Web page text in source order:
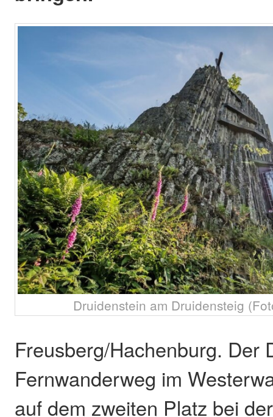
Druidenstein am Druidensteig
Freusberg/Hachenburg. Der
Fernwanderweg im
auf dem zweiten Platz bei